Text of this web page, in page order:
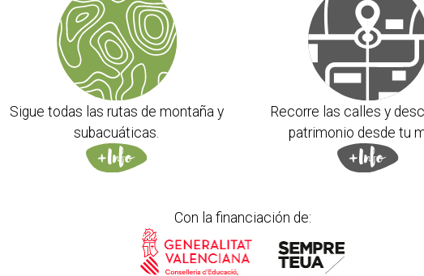
Sigue todas las rutas de montaña y
subacuáticas.
Recorre las calles y
patrimonio desde tu
Con la financiación de: